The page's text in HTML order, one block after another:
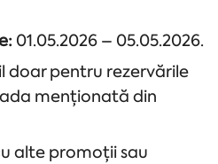
01.05.2026 – 05.05.2026.
doar pentru rezervările
menționată din
alte promoții sau